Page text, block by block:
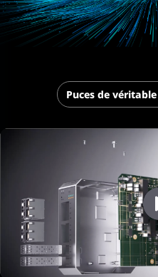
Puces de